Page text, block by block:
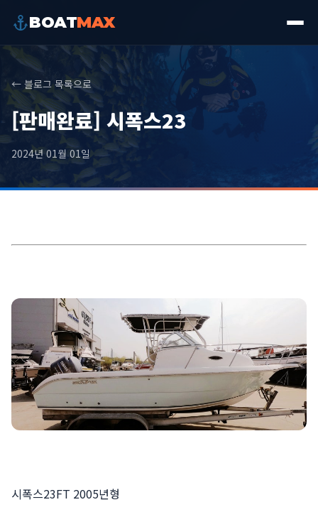
BOATMAX
← 블로그 목록으로
[판매완료] 시폭스23
2024년 01월 01일
시폭스23FT 2005년형